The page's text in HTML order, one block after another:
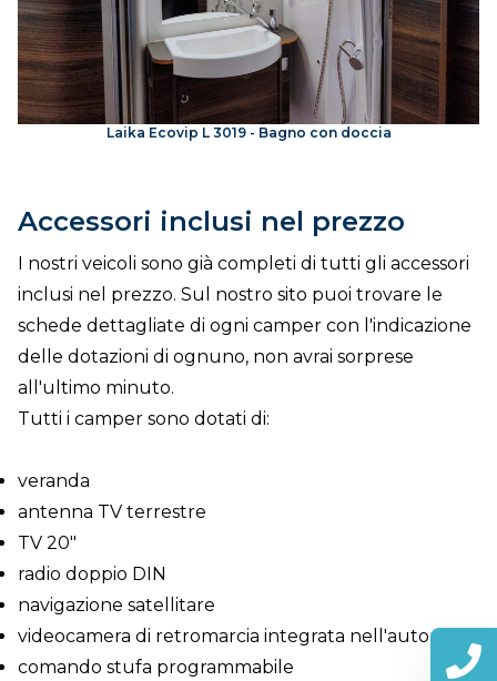
Laika Ecovip L 3019 - Bagno con doccia
Accessori inclusi nel prezzo
I nostri veicoli sono già completi di tutti gli accessori
inclusi nel prezzo. Sul nostro sito puoi trovare le
schede dettagliate di ogni camper con l'indicazione
delle dotazioni di ognuno, non avrai sorprese
all'ultimo minuto.
Tutti i camper sono dotati di:
veranda
antenna TV terrestre
TV 20"
radio doppio DIN
navigazione satellitare
videocamera di retromarcia integrata nell'autoradio
comando stufa programmabile